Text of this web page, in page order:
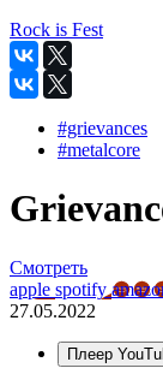
Rock is Fest
#grievances
#metalcore
Смотреть
apple spotify
27.05.2022
Плеер